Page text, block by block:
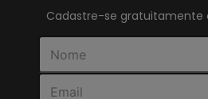
Cadastre-se gratuitamente